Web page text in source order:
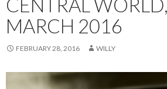
CENTRAL
MARCH 2016
FEBRUARY 28, 2016 WILLY